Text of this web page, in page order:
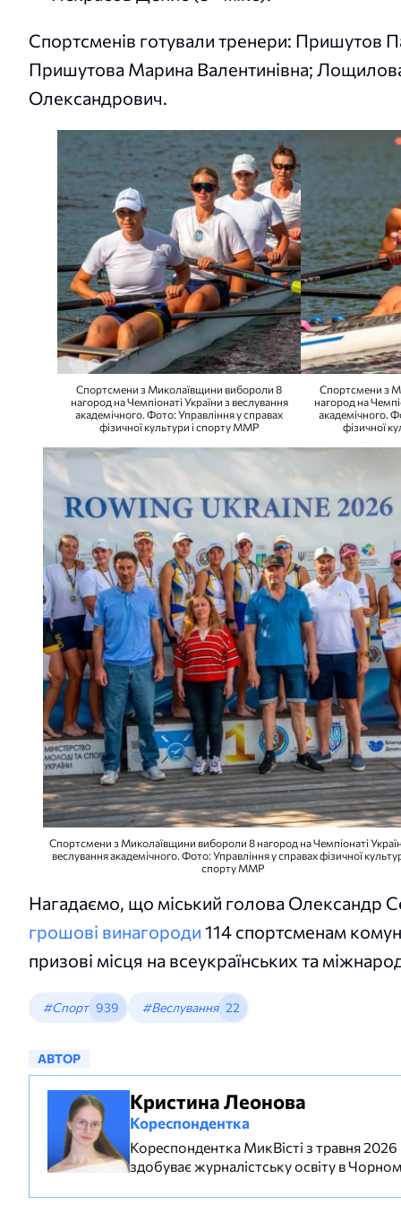
Спортсменів готували тренери:
Пришутова Марина Валентинівна;
Олександрович.
Спортсмени з Миколаївщини вибороли 8
нагород на Чемпіонаті України з веслування
академічного. Фото: Управління у справах
фізичної культури і спорту ММР
Спортсмени з
нагород на
академічного.
фізичної
Спортсмени з Миколаївщини вибороли 8 нагород на Чемпіонаті
веслування академічного. Фото: Управління у справах фізичної
спорту ММР
Нагадаємо, що міський голова Олександр
грошові винагороди 114 спортсменам
призові місця на всеукраїнських та
#Спорт 939 #Веслування 22
АВТОР
Кристина Леонова
Кореспондентка
Кореспондентка МикВісті з травня 2026
здобуває журналістську освіту в